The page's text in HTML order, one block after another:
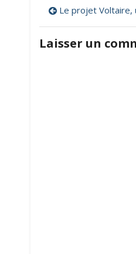
de
l’article
Le projet Voltaire, un
Laisser un